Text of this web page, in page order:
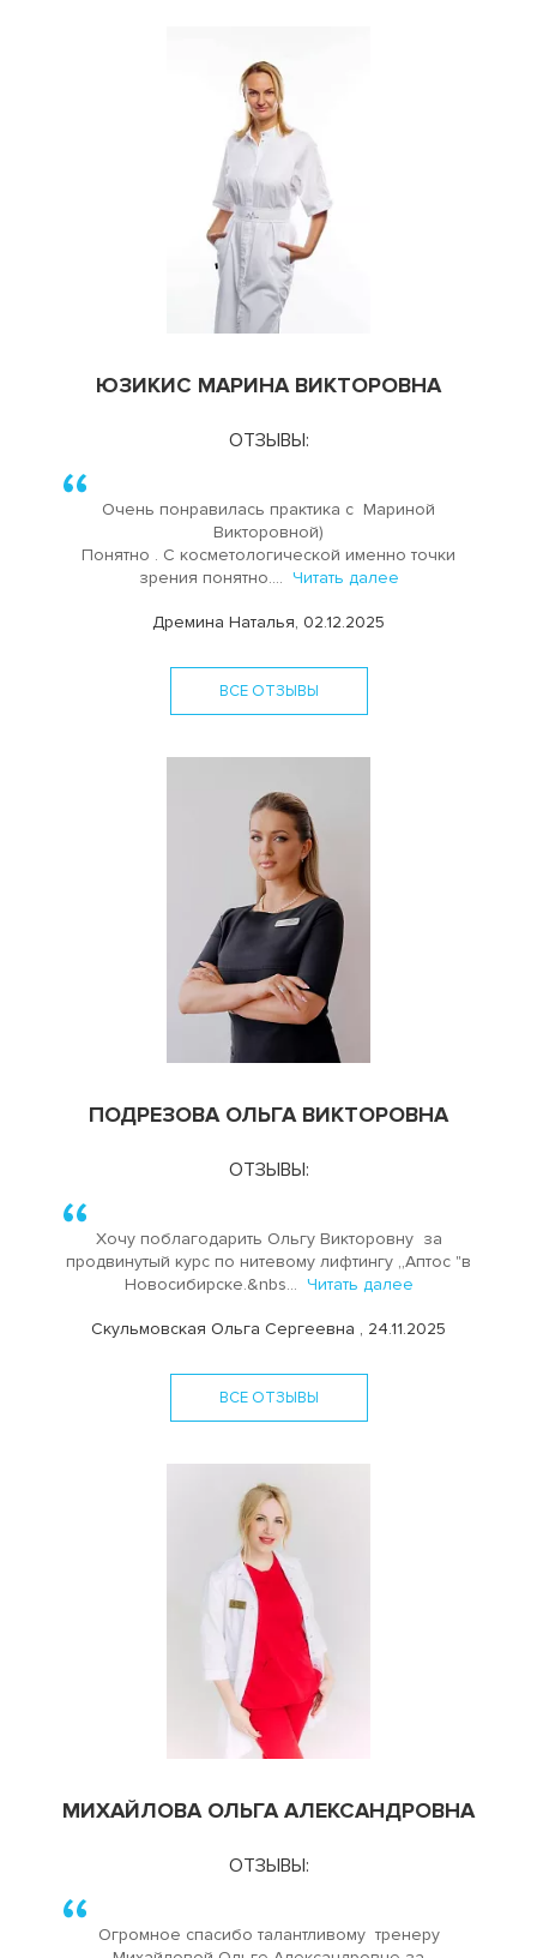
ЮЗИКИС МАРИНА ВИКТОРОВНА
ОТЗЫВЫ:
Очень понравилась практика с Мариной
Викторовной)
Понятно . С косметологической именно точки
зрения понятно.... Читать далее
Дремина Наталья, 02.12.2025
ВСЕ ОТЗЫВЫ
ПОДРЕЗОВА ОЛЬГА ВИКТОРОВНА
ОТЗЫВЫ:
Хочу поблагодарить Ольгу Викторовну за
продвинутый курс по нитевому лифтингу „Аптос "в
Новосибирске.&nbs... Читать далее
Скульмовская Ольга Сергеевна , 24.11.2025
ВСЕ ОТЗЫВЫ
МИХАЙЛОВА ОЛЬГА АЛЕКСАНДРОВНА
ОТЗЫВЫ:
Огромное спасибо талантливому тренеру